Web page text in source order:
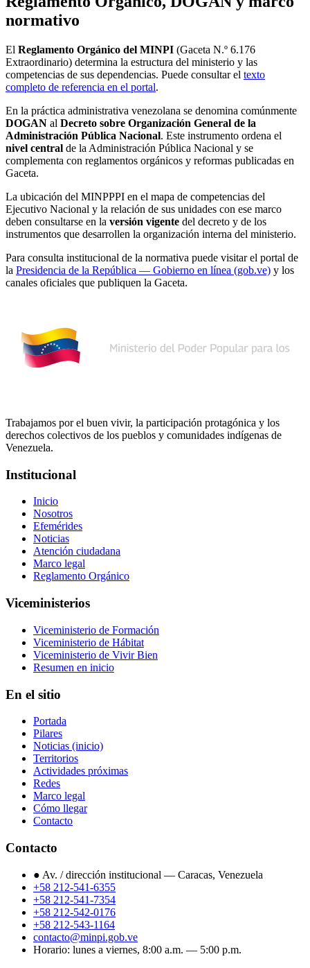
normativo
El Reglamento Orgánico del MINPI (Gaceta N.º 6.176
Extraordinario) determina la estructura del ministerio y las
competencias de sus dependencias. Puede consultar el texto
completo de referencia en el portal.
En la práctica administrativa venezolana se denomina comúnmente
DOGAN al Decreto sobre Organización General de la
Administración Pública Nacional. Este instrumento ordena el
nivel central de la Administración Pública Nacional y se
complementa con reglamentos orgánicos y reformas publicadas en
Gaceta.
La ubicación del MINPPPI en el mapa de competencias del
Ejecutivo Nacional y la relación de sus unidades con ese marco
deben consultarse en la versión vigente del decreto y de los
instrumentos que desarrollen la organización interna del ministerio.
Para consulta institucional de la normativa puede visitar el portal de
la Presidencia de la República — Gobierno en línea (gob.ve) y los
canales oficiales que publiquen la Gaceta.
Trabajamos por el buen vivir, la participación protagónica y los
derechos colectivos de los pueblos y comunidades indígenas de
Venezuela.
Institucional
Inicio
Nosotros
Efemérides
Noticias
Atención ciudadana
Marco legal
Reglamento Orgánico
Viceministerios
Viceministerio de Formación
Viceministerio de Hábitat
Viceministerio de Vivir Bien
Resumen en inicio
En el sitio
Portada
Pilares
Noticias (inicio)
Territorios
Actividades próximas
Redes
Marco legal
Cómo llegar
Contacto
Contacto
● Av. / dirección institucional — Caracas, Venezuela
+58 212-541-6355
+58 212-541-7354
+58 212-542-0176
+58 212-543-1164
contacto@minpi.gob.ve
Horario: lunes a viernes, 8:00 a.m. — 5:00 p.m.